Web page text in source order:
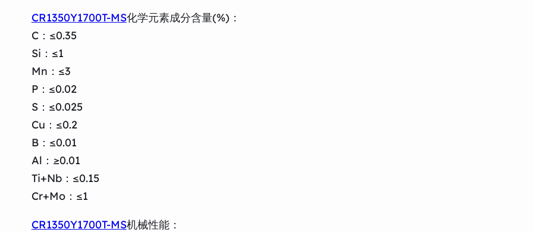
CR1350Y1700T-MS化学元素成分含量(%)：
C：≤0.35
Si：≤1
Mn：≤3
P：≤0.02
S：≤0.025
Cu：≤0.2
B：≤0.01
Al：≥0.01
Ti+Nb：≤0.15
Cr+Mo：≤1
CR1350Y1700T-MS机械性能：